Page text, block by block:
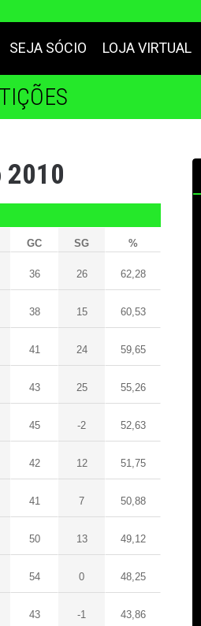
SEJA SÓCIO LOJA VIRTUAL
2010
GC SG %
36 26 62,28
38 15 60,53
41 24 59,65
43 25 55,26
45 -2 52,63
42 12 51,75
41 7 50,88
50 13 49,12
54 0 48,25
43 -1 43,86